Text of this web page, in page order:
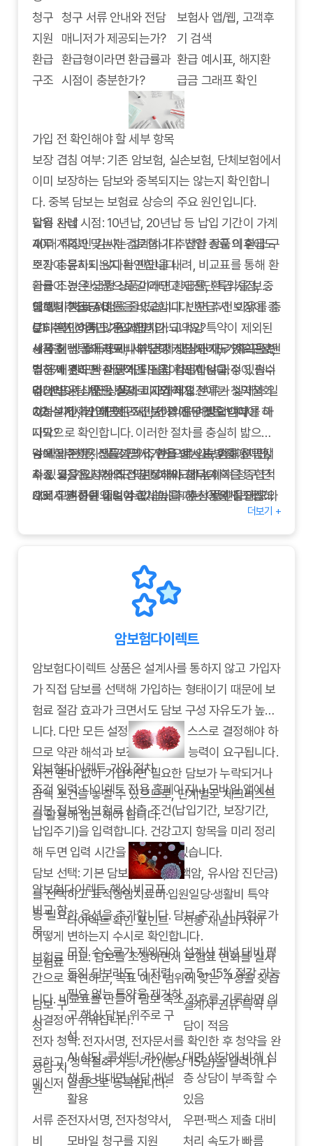
청구
지원
청구 서류 안내와 전담
매니저가 제공되는가?
보험사 앱/웹, 고객후
기 검색
환급
구조
환급형이라면 환급률과
시점이 충분한가?
환급 예시표, 해지환
급금 그래프 확인
가입 전 확인해야 할 세부 항목
보장 겹침 여부: 기존 암보험, 실손보험, 단체보험에서
이미 보장하는 담보와 중복되지는 않는지 확인합니
다. 중복 담보는 보험료 상승의 주요 원인입니다.
납입 완납 시점: 10년납, 20년납 등 납입 기간이 가계
재무 계획과 맞는지 검토합니다. 납입 종료 이후에도
보장이 유지되는지 확인합니다.
환급 조건: 환급형 상품이라면 환급률, 환급 시점, 중
도해지 환급금 비율을 비교합니다. 환급 시 보장이 종
료되는지 여부도 중요합니다.
세제 혜택: 소득공제, 세액공제 대상인지, 가족 구성원
별 공제 한도는 어떻게 되는지 확인합니다.
언더라이팅 체크: 건강 고지와 직업 분류가 실제와 일
치하는지 확인해 청구 시 불이익을 예방합니다.
활용 사례
40대 직장인 김씨는 설계사가 추천한 상품의 환급 구
조가 충분하지 않다는 판단을 내려, 비교표를 통해 환
급률이 높은 상품으로 갈아타고 재진단 특약을 보강
해 장기 치료 위험을 줄였습니다. 반면 추천 이유를 충
분히 확인하지 않은 가입자가 고액암 특약이 제외된
상품을 선택해 치료비 부담이 커진 사례도 있으므로,
추천 배경과 약관 근거를 직접 검토하는 과정이 필수
입니다.
암보험추천 FAQ
Q1.추천 상품만 가입하면 안 되나요?
→ 추천 상품이라도 나의 건강 상태와 재무 계획을 반
영하지 못하면 실질적인 도움이 되지 않을 수 있습니
다. 반드시 대안 상품과 비교하세요.
Q2.설계사가 제공한 제안서 외에 무엇을 받아야 하
나요?
→ 약관 전문, 상품설명서, 환급 예시표, 손해율 공시
자료 등을 요청해 직접 검토해야 합니다.
Q3.추천 플랜의 보험료가 높을 때는 어떻게 조정하
→ 필수 담보와 선택 특약을 분리해 우선순위를 정하
청구 서비스는 어디서 확인하나요?
→ 보험사 모바일 앱, 고객센터, 소비자 평가 사이트
에서 청구 처리 기간과 만족도를 확인합니다.
추천 받은 상품을 실제로 가입하기 전에는 청약철회
가능 기간, 납입면제 조건, 건강 진단 필요 여부를 마
지막으로 확인합니다. 이러한 절차를 충실히 밟으면
감에 의존하지 않고 근거 기반으로 암보험을 선택할
수 있고, 가입 후에도 약관 이해도가 높아져 청구 단
계에서 혼선을 줄일 수 있습니다. 추천 플랜을 메모와
비교표로 정리해 두면 가족과 함께 의사결정을 내릴
때도 도움이 됩니다.
암보험추천은 전문가의 조언을 받는 출발점이지만,
최종 결정은 자신의 건강 상태와 재무 계획을 종합적
으로 고려하여 내려야 합니다. 추천 상품의 장단점을
객관적으로 분석하고, 여러 대안과 비교 검토한 후 신
중하게 선택하시기 바랍니다. 올바른 암보험추천 검
더보기 +
암보험다이렉트
암보험다이렉트 상품은 설계사를 통하지 않고 가입자
가 직접 담보를 선택해 가입하는 형태이기 때문에 보
험료 절감 효과가 크면서도 담보 구성 자유도가 높습
니다. 다만 모든 설정을 가입자가 스스로 결정해야 하
므로 약관 해석과 보장 항목 조정 능력이 요구됩니다.
사전 준비 없이 가입하면 필요한 담보가 누락되거나
감액 조건을 놓칠 수 있으므로, 단계별로 체크리스트
를 활용해 접근해야 합니다.
암보험다이렉트 가입 절차
조건 입력: 다이렉트 전용 홈페이지나 모바일 앱에서
기본 정보와 보험료 산출 조건(납입기간, 보장기간,
납입주기)을 입력합니다. 건강고지 항목을 미리 정리
해 두면 입력 시간을 절약할 수 있습니다.
담보 선택: 기본 담보(일반암, 소액암, 유사암 진단금)
를 선택하고 표적항암치료비·입원일당·생활비 특약
등 필요한 옵션을 추가합니다. 담보 추가 시 보험료가
어떻게 변하는지 수시로 확인합니다.
보험료 비교: 담보를 조정하면서 보험료 변화를 실시
간으로 확인하고, 목표 예산 범위에 맞는 구성을 찾습
니다. 비교표를 만들어 담보 축소 전후를 기록하면 의
사결정이 쉬워집니다.
전자 청약: 전자서명, 전자문서를 확인한 후 청약을 완
료하고, 청약철회 가능 기간(통상 15일)을 달력이나
메신저 알림으로 등록합니다.
암보험다이렉트 핵심 비교표
비교 항
목
다이렉트 확인 포인트 전통 채널과 차이
보험료
모집 수수료가 제외되어
동일 담보라도 더 저렴
설계사 채널 대비 평
균 5~15% 절감 가능
담보 구
성
필요 없는 특약을 제거하
고 핵심 담보 위주로 구
성
설계사 권유 특약 부
담이 적음
상담 지
원
AI 상담, 콜센터, 라이브
챗 등 비대면 상담 채널
활용
대면 상담에 비해 심
층 상담이 부족할 수
있음
서류 준
비
전자서명, 전자청약서,
모바일 청구를 지원
우편·팩스 제출 대비
처리 속도가 빠름